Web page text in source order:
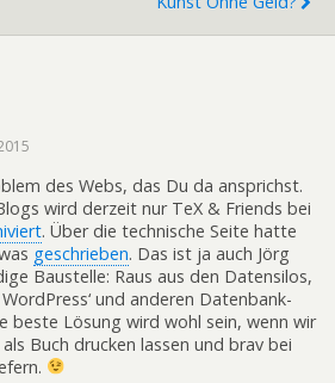
des Webs, das Du da ansprichst.
wird derzeit nur TeX & Friends bei
. Über die technische Seite hatte
geschrieben. Das ist ja auch Jörg
Baustelle: Raus aus den Datensilos,
und anderen Datenbank-
beste Lösung wird wohl sein, wenn wir
Buch drucken lassen und brav bei